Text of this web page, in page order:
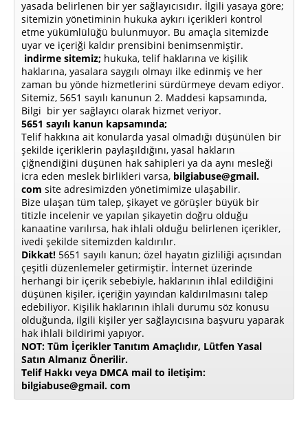
yasada belirlenen bir yer sağlayıcısıdır. İlgili yasaya göre;
sitemizin yönetiminin hukuka aykırı içerikleri kontrol
etme yükümlülüğü bulunmuyor. Bu amaçla sitemizde
uyar ve içeriği kaldır prensibini benimsenmiştir.
indirme sitemiz; hukuka, telif haklarına ve kişilik
haklarına, yasalara saygılı olmayı ilke edinmiş ve her
zaman bu yönde hizmetlerini sürdürmeye devam ediyor.
Sitemiz, 5651 sayılı kanunun 2. Maddesi kapsamında,
Bilgi bir yer sağlayıcı olarak hizmet veriyor.
5651 sayılı kanun kapsamında;
Telif hakkına ait konularda yasal olmadığı düşünülen bir
şekilde içeriklerin paylaşıldığını, yasal hakların
çiğnendiğini düşünen hak sahipleri ya da aynı mesleği
icra eden meslek birlikleri varsa, bilgiabuse@gmail.
com site adresimizden yönetimimize ulaşabilir.
Bize ulaşan tüm talep, şikayet ve görüşler büyük bir
titizle incelenir ve yapılan şikayetin doğru olduğu
kanaatine varılırsa, hak ihlali olduğu belirlenen içerikler,
ivedi şekilde sitemizden kaldırılır.
Dikkat! 5651 sayılı kanun; özel hayatın gizliliği açısından
çeşitli düzenlemeler getirmiştir. İnternet üzerinde
herhangi bir içerik sebebiyle, haklarının ihlal edildiğini
düşünen kişiler, içeriğin yayından kaldırılmasını talep
edebiliyor. Kişilik haklarının ihlali durumu söz konusu
olduğunda, ilgili kişiler yer sağlayıcısına başvuru yaparak
hak ihlali bildirimi yapıyor.
NOT: Tüm İçerikler Tanıtım Amaçlıdır, Lütfen Yasal
Satın Almanız Önerilir.
Telif Hakkı veya DMCA mail to iletişim:
bilgiabuse@gmail. com